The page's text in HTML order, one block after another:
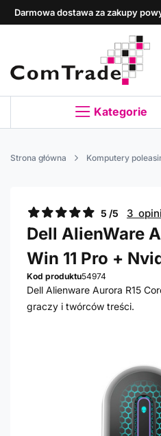
Darmowa dostawa za zakupy
Kategorie
Strona główna Komputery
5 /5 3
Dell AlienWare
Win 11 Pro +
Kod produktu54974
Dell Alienware Aurora R15
graczy i twórców treści.